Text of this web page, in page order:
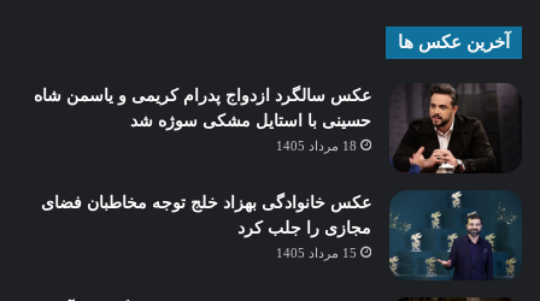
آخرین عکس ها
عکس سالگرد ازدواج پدرام کریمی و یاسمن شاه‌
حسینی با استایل مشکی سوژه شد
18 مرداد 1405
عکس خانوادگی بهزاد خلج توجه مخاطبان فضای
مجازی را جلب کرد
15 مرداد 1405